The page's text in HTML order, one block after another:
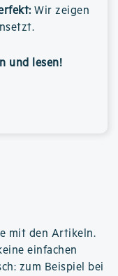
: Wir zeigen
und lesen!
mit den Artikeln.
einfachen
zum Beispiel bei